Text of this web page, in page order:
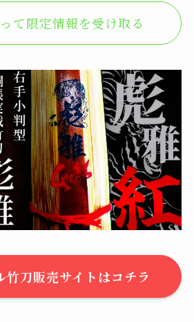
て限定情報を受け取る
刀販売サイトはコチラ